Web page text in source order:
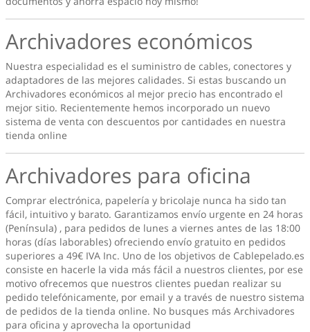
Archivadores económicos
Nuestra especialidad es el suministro de cables, conectores y
adaptadores de las mejores calidades. Si estas buscando un
Archivadores económicos al mejor precio has encontrado el
mejor sitio. Recientemente hemos incorporado un nuevo
sistema de venta con descuentos por cantidades en nuestra
tienda online
Archivadores para oficina
Comprar electrónica, papelería y bricolaje nunca ha sido tan
fácil, intuitivo y barato. Garantizamos envío urgente en 24 horas
(Península) , para pedidos de lunes a viernes antes de las 18:00
horas (días laborables) ofreciendo envío gratuito en pedidos
superiores a 49€ IVA Inc. Uno de los objetivos de Cablepelado.es
consiste en hacerle la vida más fácil a nuestros clientes, por ese
motivo ofrecemos que nuestros clientes puedan realizar su
pedido telefónicamente, por email y a través de nuestro sistema
de pedidos de la tienda online. No busques más Archivadores
para oficina y aprovecha la oportunidad